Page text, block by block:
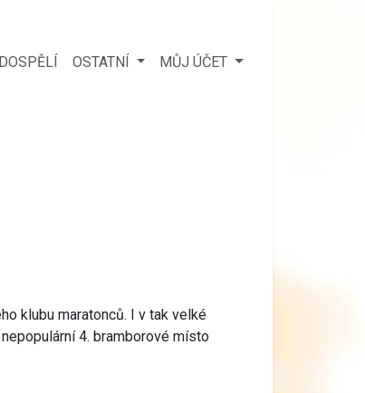
DOSPĚLÍ OSTATNÍ MŮJ ÚČET
klubu maratonců. I v tak velké
4. bramborové místo